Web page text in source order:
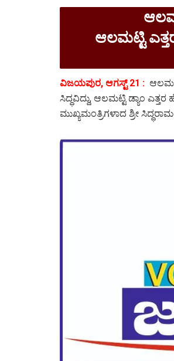
ಆಲಮಟ್ಟಿ
ವಿಜಯಪುರ, ಆಗಸ್ಟ್ 21 :
ಸಿದ್ಧವಿದ್ದು, ಆಲಮಟ್ಟಿ ಡ್ಯಾಂ
ಮುಖ್ಯಮಂತ್ರಿಗಳಾದ ಶ್ರೀ